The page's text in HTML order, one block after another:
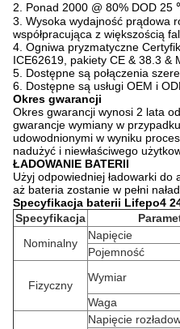
2. Ponad 2000 @ 80% DOD 25
3. Wysoka wydajność prądowa
współpracująca z większością
4. Ogniwa pryzmatyczne
ICE62619, pakiety CE & 38.3 &
5. Dostępne są połączenia
6. Dostępne są usługi OEM i
Okres gwarancji
Okres gwarancji wynosi 2 lata
gwarancje wymiany w
udowodnionymi w wyniku
nadużyć i niewłaściwego
ŁADOWANIE BATERII
Użyj odpowiedniej ładowarki do
aż bateria zostanie w pełni
Specyfikacja baterii Lifepo4
Specyfikacja
Nominalny
Napięcie
Pojemność
Fizyczny
Wymiar
Waga
Napięcie